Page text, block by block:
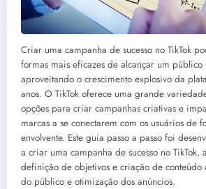
Criar uma campanha de sucesso no TikTok
formas mais eficazes de alcançar um público
aproveitando o crescimento explosivo da
anos. O TikTok oferece uma grande
opções para criar campanhas criativas e
marcas a se conectarem com os usuários de
envolvente. Este guia passo a passo foi
a criar uma campanha de sucesso no TikTok,
definição de objetivos e criação de conteúdo
do público e otimização dos anúncios.